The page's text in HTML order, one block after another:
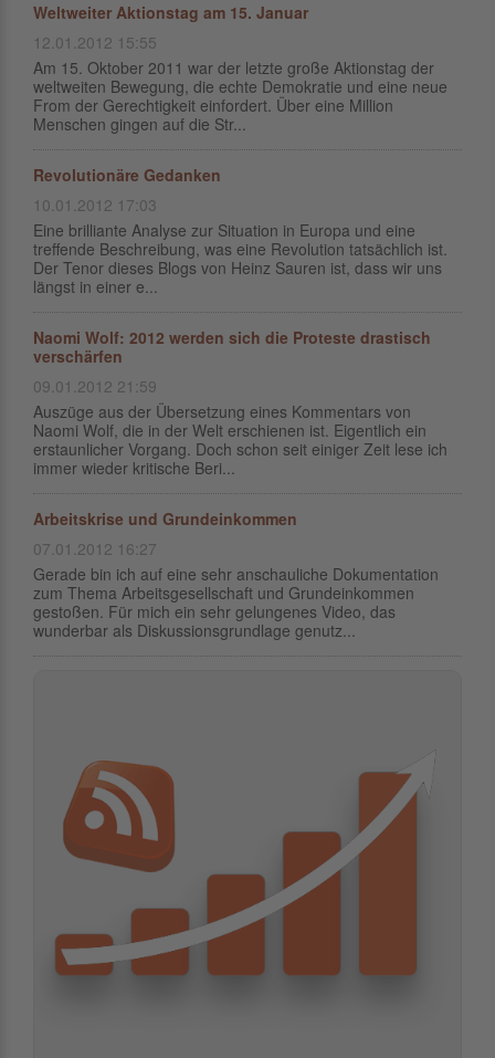
Weltweiter Aktionstag am 15. Januar
12.01.2012 15:55
Am 15. Oktober 2011 war der letzte große Aktionstag der
weltweiten Bewegung, die echte Demokratie und eine neue
From der Gerechtigkeit einfordert. Über eine Million
Menschen gingen auf die Str...
Revolutionäre Gedanken
10.01.2012 17:03
Eine brilliante Analyse zur Situation in Europa und eine
treffende Beschreibung, was eine Revolution tatsächlich ist.
Der Tenor dieses Blogs von Heinz Sauren ist, dass wir uns
längst in einer e...
Naomi Wolf: 2012 werden sich die Proteste drastisch
verschärfen
09.01.2012 21:59
Auszüge aus der Übersetzung eines Kommentars von
Naomi Wolf, die in der Welt erschienen ist. Eigentlich ein
erstaunlicher Vorgang. Doch schon seit einiger Zeit lese ich
immer wieder kritische Beri...
Arbeitskrise und Grundeinkommen
07.01.2012 16:27
Gerade bin ich auf eine sehr anschauliche Dokumentation
zum Thema Arbeitsgesellschaft und Grundeinkommen
gestoßen. Für mich ein sehr gelungenes Video, das
wunderbar als Diskussionsgrundlage genutz...